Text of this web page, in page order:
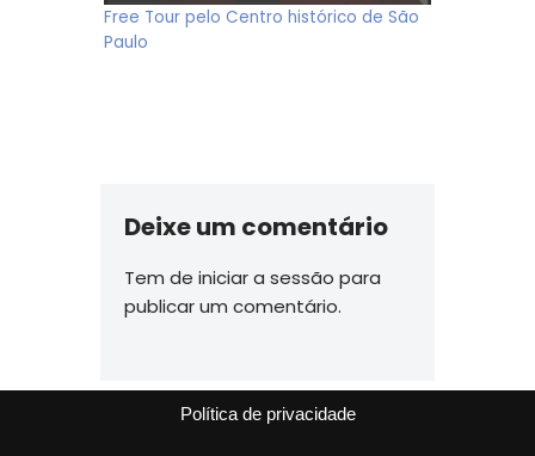
Free Tour pelo Centro histórico de São
Paulo
Deixe um comentário
Tem de iniciar a sessão para
publicar um comentário.
Política de privacidade